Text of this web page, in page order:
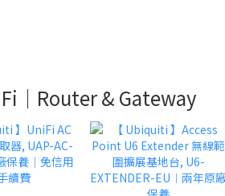
｜Router & Gateway